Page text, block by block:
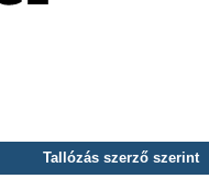
Tallózás szerző szerint